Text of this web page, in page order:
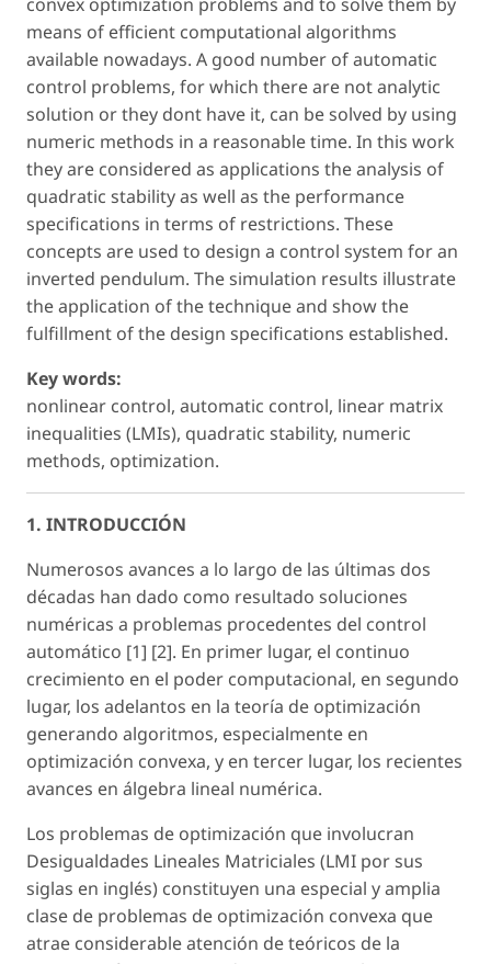
means of efficient computational algorithms
available nowadays. A good number of automatic
control problems, for which there are not analytic
solution or they dont have it, can be solved by using
numeric methods in a reasonable time. In this work
they are considered as applications the analysis of
quadratic stability as well as the performance
specifications in terms of restrictions. These
concepts are used to design a control system for an
inverted pendulum. The simulation results illustrate
the application of the technique and show the
fulfillment of the design specifications established.
Key words:
nonlinear control, automatic control, linear matrix
inequalities (LMIs), quadratic stability, numeric
methods, optimization.
1. INTRODUCCIÓN
Numerosos avances a lo largo de las últimas dos
décadas han dado como resultado soluciones
numéricas a problemas procedentes del control
automático [1] [2]. En primer lugar, el continuo
crecimiento en el poder computacional, en segundo
lugar, los adelantos en la teoría de optimización
generando algoritmos, especialmente en
optimización convexa, y en tercer lugar, los recientes
avances en álgebra lineal numérica.
Los problemas de optimización que involucran
Desigualdades Lineales Matriciales (LMI por sus
siglas en inglés) constituyen una especial y amplia
clase de problemas de optimización convexa que
atrae considerable atención de teóricos de la